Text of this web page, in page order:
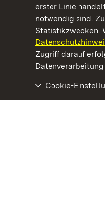
erster Linie
notwendig sind.
Statistikzwecken.
Zugriff darauf
Datenverarbeitung
Cookie-
Kommen.